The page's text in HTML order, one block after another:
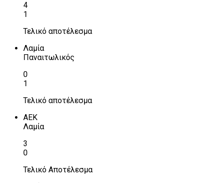
4
1
Τελικό αποτέλεσμα
Λαμία
Παναιτωλικός
0
1
Τελικό αποτέλεσμα
ΑΕΚ
Λαμία
3
0
Τελικό Αποτέλεσμα